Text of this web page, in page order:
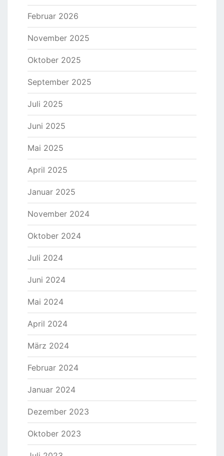
Februar 2026
November 2025
Oktober 2025
September 2025
Juli 2025
Juni 2025
Mai 2025
April 2025
Januar 2025
November 2024
Oktober 2024
Juli 2024
Juni 2024
Mai 2024
April 2024
März 2024
Februar 2024
Januar 2024
Dezember 2023
Oktober 2023